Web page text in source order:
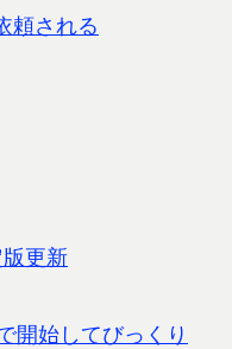
頼される
更新
開始してびっくり